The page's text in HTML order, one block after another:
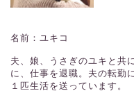
名前：ユキコ
夫、娘、うさぎのユキと共
に、仕事を退職。夫の転勤
１匹生活を送っています。